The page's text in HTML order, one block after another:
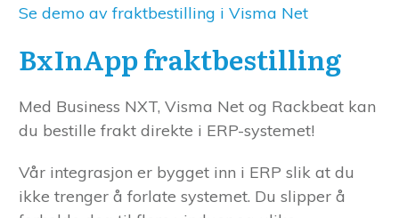
Se demo av fraktbestilling i Visma Net
BxInApp fraktbestilling
Med Business NXT, Visma Net og Rackbeat kan
du bestille frakt direkte i ERP-systemet!
Vår integrasjon er bygget inn i ERP slik at du
ikke trenger å forlate systemet. Du slipper å